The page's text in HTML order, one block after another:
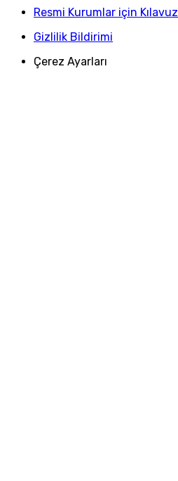
Resmi Kurumlar için Kılavuz
Gizlilik Bildirimi
Çerez Ayarları